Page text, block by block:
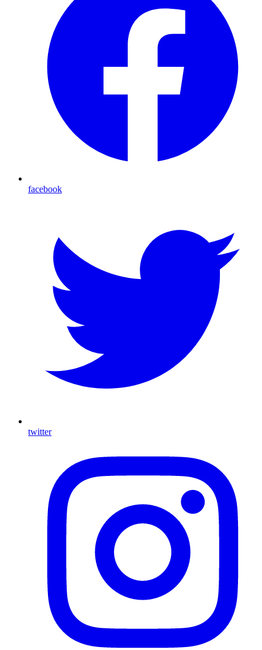
facebook
twitter